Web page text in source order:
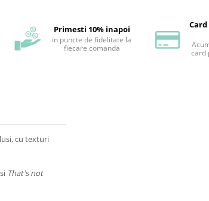
Primesti 10% inapoi
in puncte de fidelitate la
fiecare comanda
card
cu texturi
That's not